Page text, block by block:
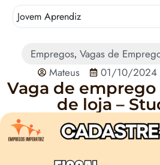
Jovem Aprendiz
Empregos,Vagas de
Mateus
01/10/2024
Vaga de emprego
de loja –